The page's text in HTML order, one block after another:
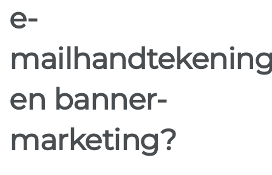
e-
en banner-
marketing?